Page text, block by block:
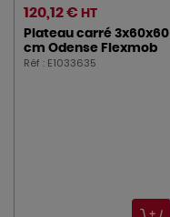
120,12 € HT
Plateau carré 3x60x60
cm Odense Flexmob
Réf : E1033635